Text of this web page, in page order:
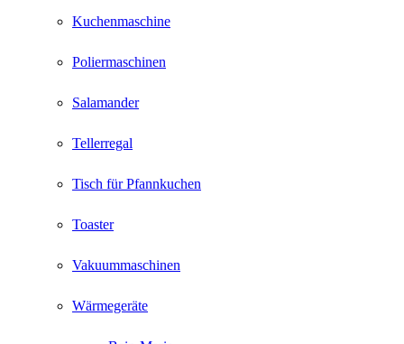
Kuchenmaschine
Poliermaschinen
Salamander
Tellerregal
Tisch für Pfannkuchen
Toaster
Vakuummaschinen
Wärmegeräte